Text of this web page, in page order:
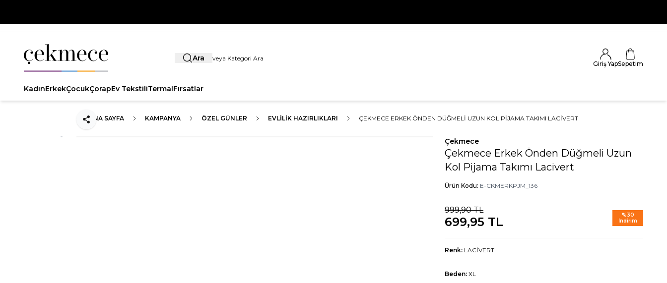
Ara
Giriş YapSepetim
KadınErkekÇocukÇorapEv TekstiliTermalFırsatlar
ANA SAYFA KAMPANYA ÖZEL GÜNLER EVLILIK HAZIRLIKLARI ÇEKMECE ERKEK ÖNDEN DÜĞMELI UZUN KOL PIJAMA TAKIMI LACIVERT
Paylaş
Çekmece
Çekmece Erkek Önden Düğmeli Uzun
Kol Pijama Takımı Lacivert
Ürün Kodu: E-CKMERKPJM_136
999,90TL
699,95 TL %30
İndirim
Renk: LACİVERT
Beden: XL